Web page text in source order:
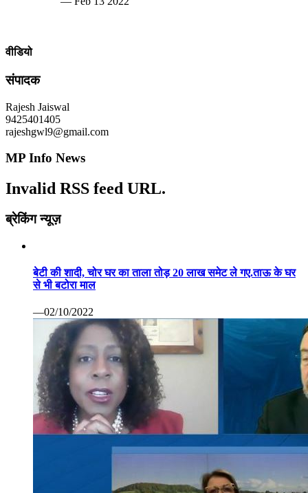
वीडियो
संपादक
Rajesh Jaiswal
9425401405
rajeshgwl9@gmail.com
MP Info News
Invalid RSS feed URL.
ब्रेकिंग न्यूज़
बेटी की शादी, चोर घर का ताला तोड़ 20 लाख समेट ले गए.ताऊ के घर
से भी बटोरा माल
—02/10/2022